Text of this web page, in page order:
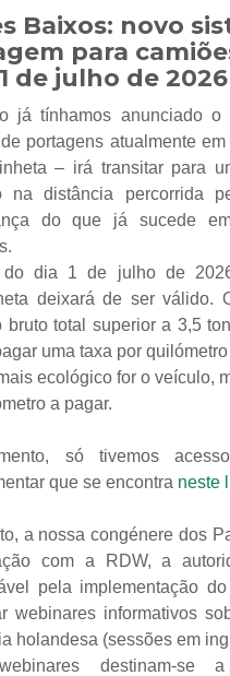
Baixos: novo
para
de julho de 2026
já tínhamos anunciado o
portagens atualmente
– irá transitar para
na distância percorrida
do que já sucede
do dia 1 de julho de
deixará de ser válido.
bruto total superior a 3,5
uma taxa por
ecológico for o veículo,
a pagar.
só tivemos
que se encontra neste
a nossa congénere dos
com a RDW, a
pela implementação
webinares informativos
holandesa (sessões em
destinam-se